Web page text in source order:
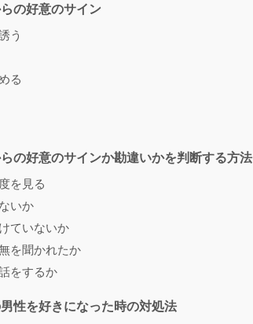
の好意のサイン
う
る
の好意のサインか勘違いかを判断する方法
を見る
いか
ていないか
を聞かれたか
をするか
性を好きになった時の対処法